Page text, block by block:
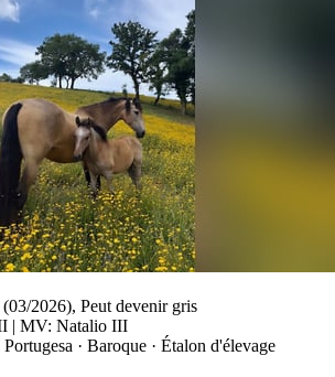
2026), Peut devenir gris
| MV: Natalio III
· Baroque · Étalon d'élevage